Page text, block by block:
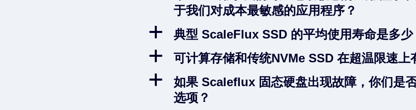
于我们对成本最敏感的应用程序？
a 典型 ScaleFlux SSD 的平均使用寿命是多少
a 可计算存储和传统NVMe SSD 在超温限速上
a
如果 Scaleflux 固态硬盘出现故障，你们是
选项？